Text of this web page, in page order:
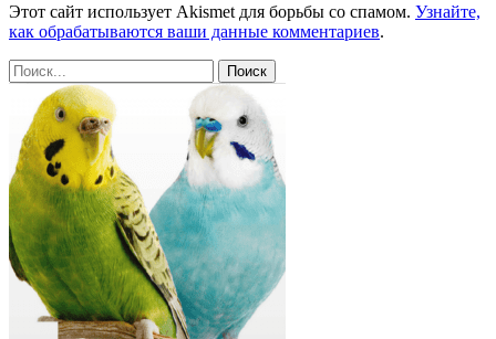
Этот сайт использует Akismet для борьбы со спамом. Узнайте,
как обрабатываются ваши данные комментариев.